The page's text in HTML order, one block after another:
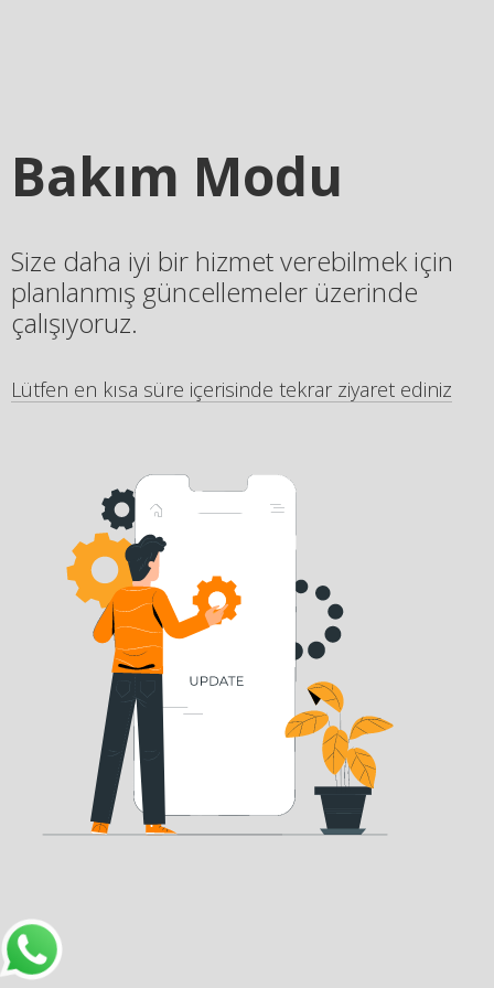
Bakım Modu
Size daha iyi bir hizmet verebilmek için
planlanmış güncellemeler üzerinde
çalışıyoruz.
Lütfen en kısa süre içerisinde tekrar ziyaret ediniz